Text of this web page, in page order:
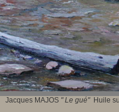
Jacques MAJOS "Le gué" Huile